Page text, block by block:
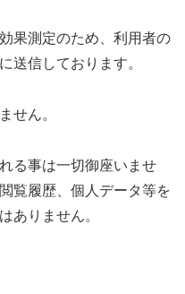
果測定のため、利用者の
送信しております。
せん。
る事は一切御座いませ
覧履歴、個人データ等を
ありません。